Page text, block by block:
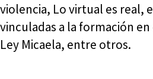
violencia, Lo virtual es real,
vinculadas a la formación
Ley Micaela, entre otros.